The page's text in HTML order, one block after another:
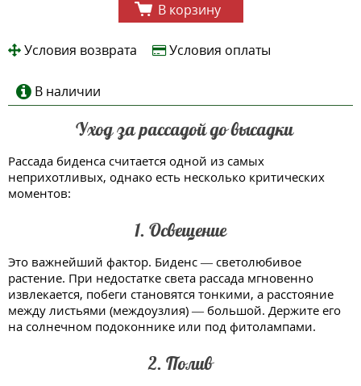
В корзину
Условия возврата Условия оплаты
В наличии
Уход за рассадой до высадки
Рассада биденса считается одной из самых
неприхотливых, однако есть несколько критических
моментов:
1. Освещение
Это важнейший фактор. Биденс — светолюбивое
растение. При недостатке света рассада мгновенно
извлекается, побеги становятся тонкими, а расстояние
между листьями (междоузлия) — большой. Держите его
на солнечном подоконнике или под фитолампами.
2. Полив